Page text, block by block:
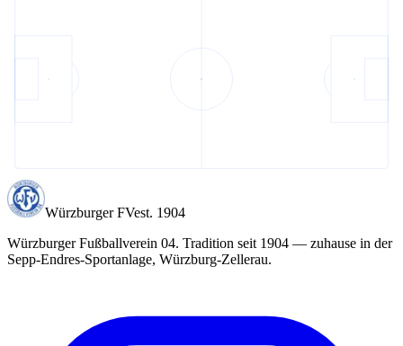
Würzburger FVest. 1904
Würzburger Fußballverein 04. Tradition seit 1904 — zuhause in der
Sepp-Endres-Sportanlage, Würzburg-Zellerau.